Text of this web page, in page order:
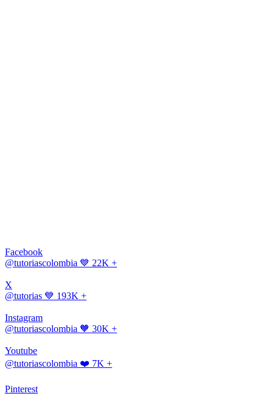
Facebook
@tutoriascolombia 💙 22K +
X
@tutorias 💙 193K +
Instagram
@tutoriascolombia 🧡 30K +
Youtube
@tutoriascolombia ❤️ 7K +
Pinterest